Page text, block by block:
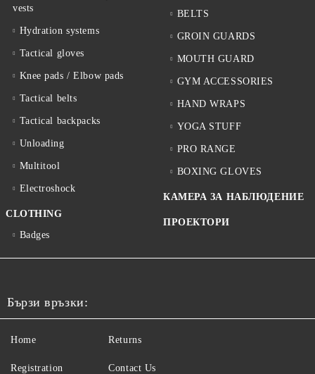
vests
Hydration systems
Tactical gloves
Knee pads / Elbow pads
Tactical belts
Tactical backpacks
Unloading
Multitool
Electroshock
CLOTHING
Badges
BELTS
GROIN GUARDS
MOUTH GUARD
GYM ACCESSORIES
HAND WRAPS
YOGA STUFF
PRO RANGE
BOXING GLOVES
КАМЕРА ЗА НАБЛЮДЕНИЕ
ПРОЕКТОРИ
Бързи връзки:
Home
Registration
Returns
Contact Us